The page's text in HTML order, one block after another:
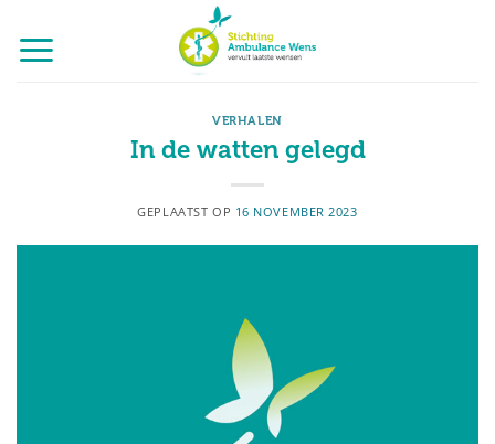
naar
inhoud
VERHALEN
In de watten gelegd
GEPLAATST OP 16 NOVEMBER 2023